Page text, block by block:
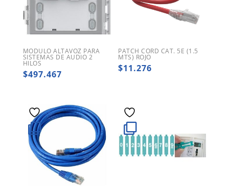
MODULO ALTAVOZ PARA
SISTEMAS DE AUDIO 2
HILOS
$497.467
PATCH CORD CAT. 5E (1.5
MTS) ROJO
$11.276